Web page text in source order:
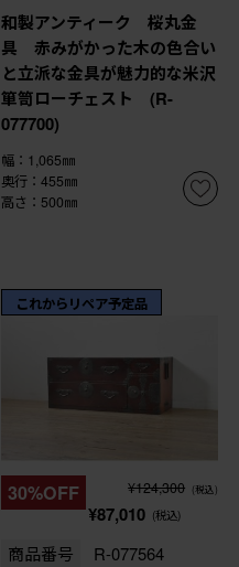
和製アンティーク 桜丸金
具 赤みがかった木の色合い
と立派な金具が魅力的な米沢
箪笥ローチェスト (R-
077700)
幅：1,065㎜
奥行：455㎜
高さ：500㎜
これからリペア予定品
30%OFF ¥124,300 (税込)
¥87,010 (税込)
商品番号 R-077564